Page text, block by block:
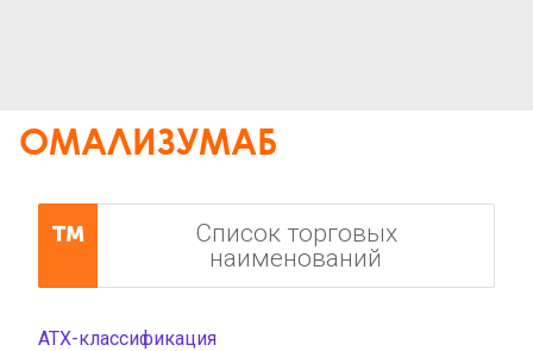
ОМАЛИЗУМАБ
Список торговых
наименований
АТХ-классификация